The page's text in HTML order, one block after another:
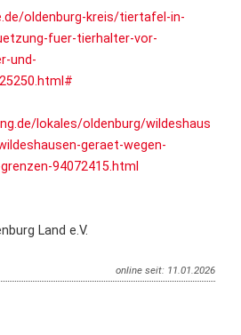
oldenburg-kreis/tiertafel-in-
fuer-tierhalter-vor-
und-
lokales/oldenburg/wildeshaus
geraet-wegen-
94072415.html
Land e.V.
online seit: 11.01.2026